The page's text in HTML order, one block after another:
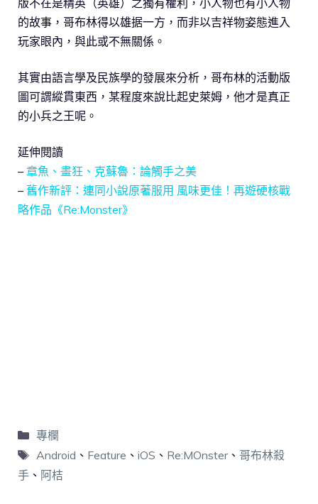
的故事，哥布林得以雄据一方，而非以吉祥物姿態進入
玩家眼內，與此或不無關係。
其實由語言學及民族學的發展來分析，哥布林的活動版
圖可謂縱貫東西，某程度來說比起史萊姆，他才是真正
的小兵之王呢。
延伸閱讀
– 章魚、畫狂、克蘇魯：論觸手之美
– 舊作新評：連同小說原著服用 風味更佳！再遊硬核戰
略作品《Re:Monster》
專欄
Android 、 Feature 、 iOS 、 Re:MOnster、 哥布林殺
手 、 阿桔